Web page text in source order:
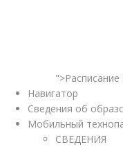
Навигатор
Сведения об
Мобильный
СВЕДЕНИЯ